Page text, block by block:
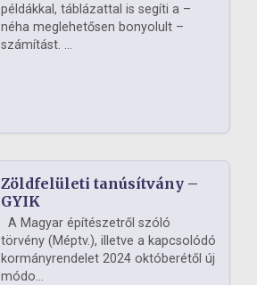
példákkal, táblázattal is segíti a –
néha meglehetősen bonyolult –
számítást. ...
Zöldfelületi tanúsítvány –
GYIK
A Magyar építészetről szóló
törvény (Méptv.), illetve a kapcsolódó
kormányrendelet 2024 októberétől új
módo...